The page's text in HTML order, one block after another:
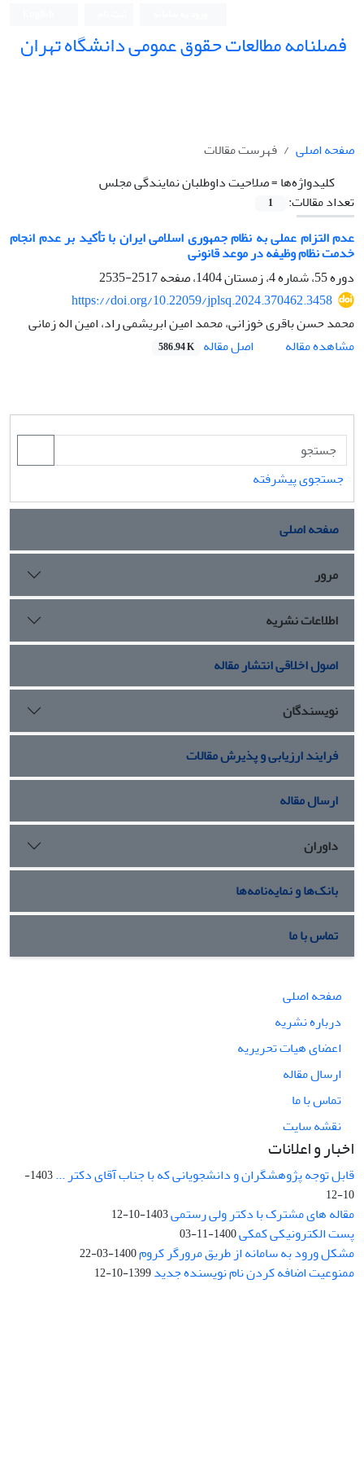
فصلنامه مطالعات حقوق عمومی دانشگاه تهران
صفحه اصلی
فهرست مقالات
کلیدواژه‌ها =صلاحیت داوطلبان نمایندگی مجلس
تعداد مقالات:
1
عدم التزام عملی به نظام جمهوری اسلامی ایران با تأکید بر عدم انجام
خدمت نظام وظیفه در موعد قانونی
دوره 55، شماره 4، زمستان 1404، صفحه
2517-2535
https://doi.org/10.22059/jplsq.2024.370462.3458
محمد حسن باقری خوزانی، محمد امین ابریشمی راد، امین اله زمانی
مشاهده مقاله
اصل مقاله 586.94 K
جستجوی پیشرفته
صفحه اصلی
مرور
اطلاعات نشریه
اصول اخلاقی انتشار مقاله
نویسندگان
فرایند ارزیابی و پذیرش مقالات
ارسال مقاله
داوران
بانک‌ها و نمایه‌نامه‌ها
تماس با ما
صفحه اصلی
درباره نشریه
اعضای هیات تحریریه
ارسال مقاله
تماس با ما
نقشه سایت
اخبار و اعلانات
قابل توجه پژوهشگران و دانشجویانی که با جناب آقای دکتر ...
1403-
10-12
مقاله های مشترک با دکتر ولی رستمی1403-10-12
پست الکترونیکی کمکی1400-11-03
مشکل ورود به سامانه از طریق مرورگر کروم1400-03-22
ممنوعیت اضافه کردن نام نویسنده جدید1399-10-12